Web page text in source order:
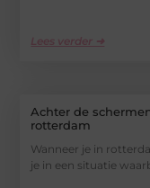
Lees verder ➜
Achter de
rotterdam
Wanneer je in
je in een situatie